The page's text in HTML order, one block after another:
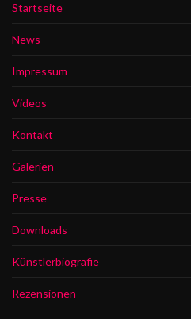
Startseite
News
Impressum
Videos
Kontakt
Galerien
Presse
Downloads
Künstlerbiografie
Rezensionen